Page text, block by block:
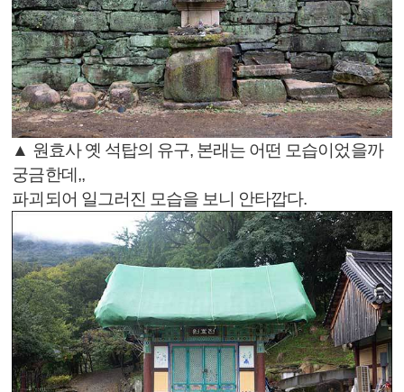
▲ 원효사 옛 석탑의 유구, 본래는 어떤 모습이었을까
궁금한데,,
파괴되어 일그러진 모습을 보니 안타깝다.